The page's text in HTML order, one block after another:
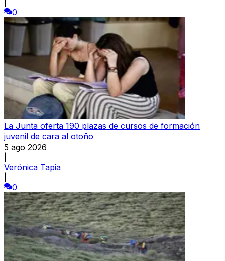
0
La Junta oferta 190 plazas de cursos de formación
juvenil de cara al otoño
5 ago 2026
Verónica Tapia
0